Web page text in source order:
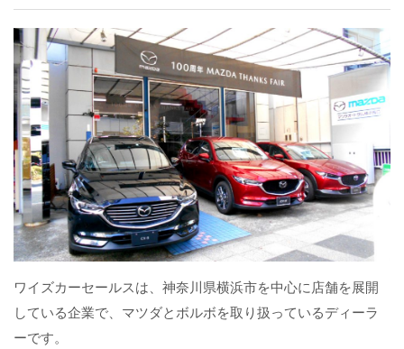
ワイズカーセールスは、神奈川県横浜市を中心に店舗を展開
している企業で、マツダとボルボを取り扱っているディーラ
ーです。